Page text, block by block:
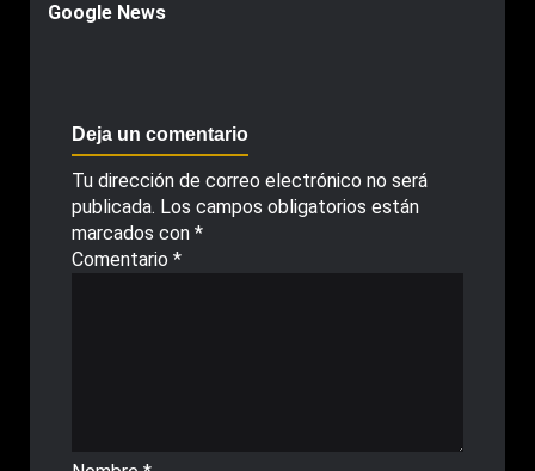
Google News
Deja un comentario
Tu dirección de correo electrónico no será
publicada. Los campos obligatorios están
marcados con *
Comentario *